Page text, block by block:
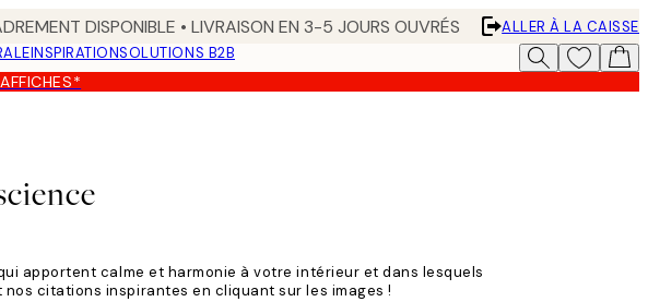
DISPONIBLE • LIVRAISON EN 3-5 JOURS OUVRÉS
ALLER À LA CAISSE
INSPIRATIONSOLUTIONS B2B
apportent calme et harmonie à votre intérieur et dans lesquels
citations inspirantes en cliquant sur les images !